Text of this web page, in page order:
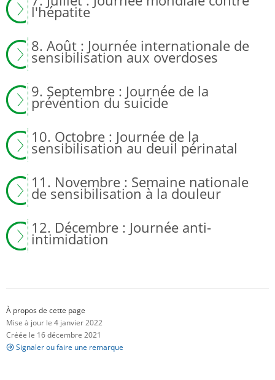
l'hépatite
8. Août : Journée internationale de
sensibilisation aux overdoses
9. Septembre : Journée de la
prévention du suicide
10. Octobre : Journée de la
sensibilisation au deuil périnatal
11. Novembre : Semaine nationale
de sensibilisation à la douleur
12. Décembre : Journée anti-
intimidation
À propos de cette page
Mise à jour le 4 janvier 2022
Créée le 16 décembre 2021
Signaler ou faire une remarque